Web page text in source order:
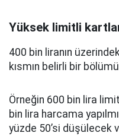
Yüksek limitli
400 bin liranın
kısmın belirli bir
Örneğin 600 bin lira
bin lira harcama
yüzde 50’si düşülecek